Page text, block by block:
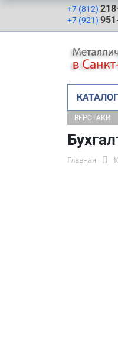
+7 (812)
+7 (921)
КАТАЛОГ
ВЕРСТАКИ
Главная